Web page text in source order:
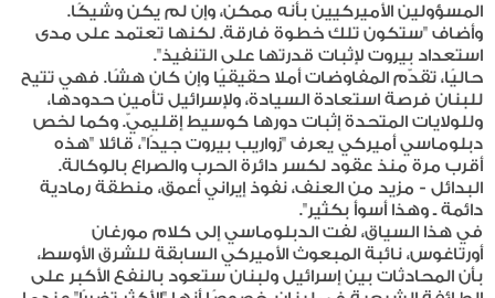
المسؤولين الأميركيين بأنه ممكن، وإن لم يكن وشيكًا.
وأضاف "ستكون تلك خطوة فارقة. لكنها تعتمد على مدى
استعداد بيروت لإثبات قدرتها على التنفيذ".
حاليًا، تقدّم المفاوضات أملا حقيقيًا وإن كان هشًا. فهي تتيح
للبنان فرصة استعادة السيادة، ولإسرائيل تأمين حدودها،
وللولايات المتحدة إثبات دورها كوسيط إقليميّ. وكما لخص
دبلوماسي أميركي يعرف "زواريب بيروت جيدًا"، قائلا "هذه
أقرب مرة منذ عقود لكسر دائرة الحرب والصراع بالوكالة.
البدائل - مزيد من العنف، نفوذ إيراني أعمق، منطقة رمادية
دائمة ـ وهذا أسوأ بكثير".
في هذا السياق، لفت الدبلوماسي إلى كلام مورغان
أورتاغوس، نائبة المبعوث الأميركي السابقة للشرق الأوسط،
بأن المحادثات بين إسرائيل ولبنان ستعود بالنفع الأكبر على